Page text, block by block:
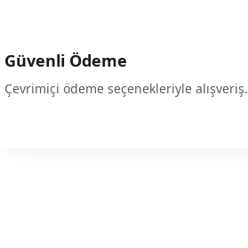
Güvenli Ödeme
Çevrimiçi ödeme seçenekleriyle alışveriş.